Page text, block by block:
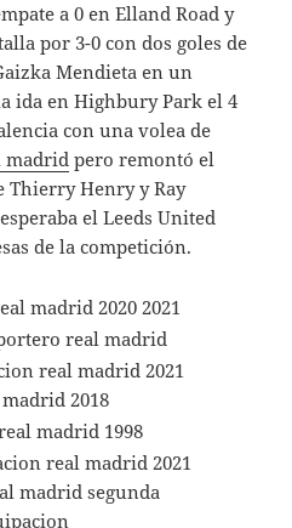
a 0 en Elland Road y
por 3-0 con dos goles de
Mendieta en un
ida en Highbury Park el 4
con una volea de
madridpero remontó el
Thierry Henry y Ray
el Leeds United
de la competición.